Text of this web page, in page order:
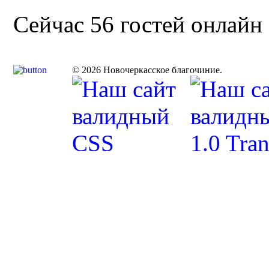
Сейчас 56 гостей онлайн
© 2026 Новочеркасское благочиние.